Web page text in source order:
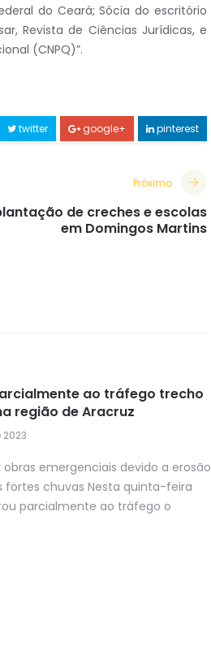
do Ceará; Sócia do escritório
Revista de Ciências Jurídicas, e
(CNPQ)”.
twitter google+ pinterest
Próximo
de creches e escolas
em Domingos Martins
ao tráfego trecho
região de Aracruz
2023
obras emergenciais devido a erosão
fortes chuvas Nesta quinta-feira
parcialmente ao tráfego o